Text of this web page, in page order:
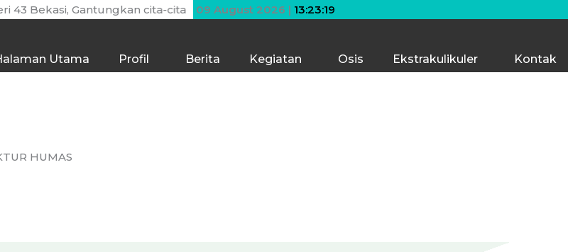
43 Bekasi, Gantungkan cita-cita mu setinggi langit! Bermimpilah setinggi langit. Jika engkau jatuh,
09 August 2026 | 13:23:19
Utama Profil Berita Kegiatan Osis Ekstrakulikuler Kontak
HUMAS